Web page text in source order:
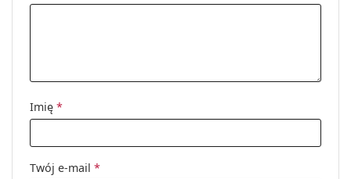
Imię *
Twój e-mail *